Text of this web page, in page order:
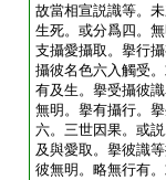
故當相宣説識等。
生死。或分爲四。
支攝愛攝取。擧行
攝彼名色六入觸受
有及生。擧受攝彼
無明。擧有攝行。
六。三世因果。或
及與愛取。擧彼識
彼無明。略無行有